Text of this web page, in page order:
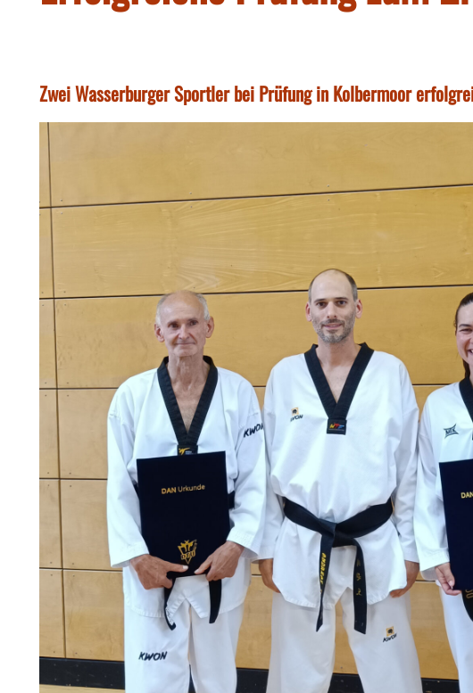
Zwei Wasserburger Sportler bei Prüfung in Kolbermoor